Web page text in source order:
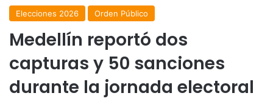
Elecciones 2026 Orden Público
Medellín reportó dos
capturas y 50 sanciones
durante la jornada electoral